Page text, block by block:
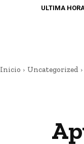
ULTIMA
Inicio Uncategorized